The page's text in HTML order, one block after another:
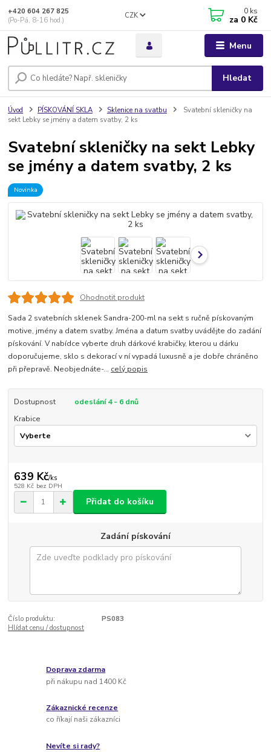
Menu
CZK
Hledat
+420 604 267 825
(Po-Pá, 8-16 hod.)
0 ks
za 0 Kč
Úvod PÍSKOVÁNÍ SKLA Sklenice na svatbu
Svatební skleničky na
sekt Lebky se jmény a datem svatby, 2 ks
Svatební skleničky na sekt Lebky
se jmény a datem svatby, 2 ks
Novinka
Ohodnotit produkt
Sada 2 svatebních sklenek Sandra-200-ml na sekt s ručně pískovaným
motive, jmény a datem svatby. Jména a datum svatby uvádějte do zadání
pískování. V nabídce vyberte druh dárkové krabičky, kterou u dárku
doporučujeme, sklo s dekorací v ní vypadá luxusně a je dobře chráněno
při přepravě. Neobjednáte-... celý popis
Dostupnost
odeslání 4 - 6 dnů
Krabice
639 Kč/ks
528 Kč bez DPH
Přidat do košíku
Zadání pískování
Číslo produktu:
PS083
Hlídat cenu / dostupnost
Doprava zdarma
při nákupu nad 1400 Kč
Zákaznické recenze
co říkají naši zákazníci
Nevíte si rady?